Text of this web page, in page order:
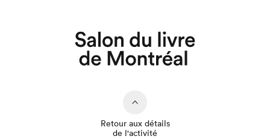
Retour aux détails
de l'activité